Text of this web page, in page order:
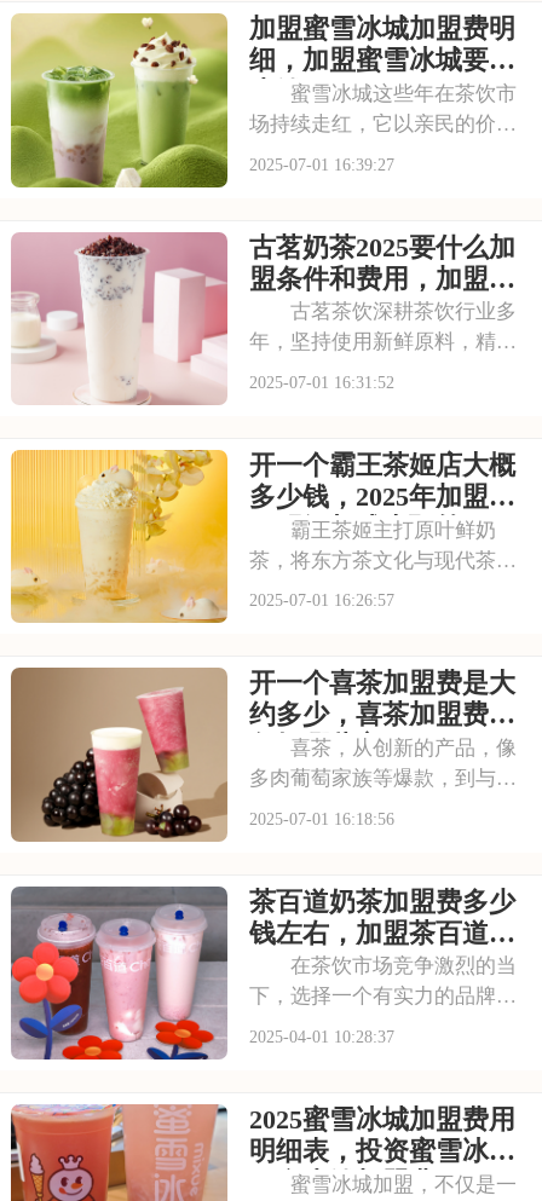
多少钱？需要满足哪些条件？
以下是喜茶奶茶店加盟的要
求，加盟喜茶需要
加盟蜜雪冰城加盟费明
细，加盟蜜雪冰城要多
少钱
蜜雪冰城这些年在茶饮市
场持续走红，它以亲民的价格
和丰富的产品线，覆盖了广泛
投资者心动不已。那么，加盟
蜜雪冰城需要多少费用呢？下
面就来看看加盟蜜雪
2025-07-01 16:39:27
古茗奶茶2025要什么加
盟条件和费用，加盟需
要具备哪些条件
古茗茶饮深耕茶饮行业多
年，坚持使用新鲜原料，精心
调配每一杯饮品，以稳定的品
力，不少投资者想加盟。那
么，加盟古茗的费用情况如何
呢？下面就来看看古茗
2025-07-01 16:31:52
开一个霸王茶姬店大概
多少钱，2025年加盟费
用明细与成本预算
霸王茶姬主打原叶鲜奶
茶，将东方茶文化与现代茶饮
巧妙结合。以“原叶鲜奶茶”为
茶饮市场脱颖而出。不少投资
者被其吸引，以下是开一个霸
王茶姬店大概多少钱，
2025-07-01 16:26:57
开一个喜茶加盟费是大
约多少，喜茶加盟费用
包括哪些方面
喜茶，从创新的产品，像
多肉葡萄家族等爆款，到与知
名品牌跨界联名提升影响力，
是大约多少，喜茶加盟费用包
括哪些方面的具体分析！希望
能为您提供参考~
2025-07-01 16:18:56
茶百道奶茶加盟费多少
钱左右，加盟茶百道饮
品需要几万元
在茶饮市场竞争激烈的当
下，选择一个有实力的品牌加
盟成为了许多创业者的共识。
众多创业者的关注。那么，想
要加入茶百道的行列，究竟需
要投入多少费用呢？
2025-04-01 10:28:37
2025蜜雪冰城加盟费用
明细表，投资蜜雪冰城
要多少钱加盟费
蜜雪冰城加盟，不仅是一